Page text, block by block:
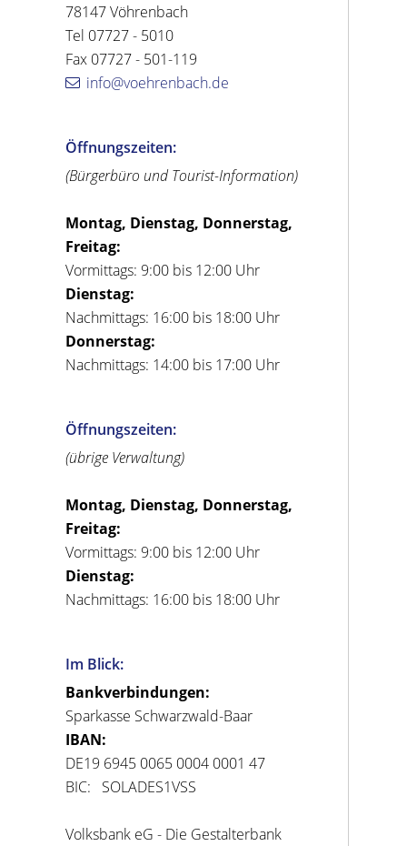
78147 Vöhrenbach
Tel 07727 - 5010
Fax 07727 - 501-119
info@voehrenbach.de
Öffnungszeiten:
(Bürgerbüro und Tourist-Information)
Montag, Dienstag, Donnerstag,
Freitag:
Vormittags: 9:00 bis 12:00 Uhr
Dienstag:
Nachmittags: 16:00 bis 18:00 Uhr
Donnerstag:
Nachmittags: 14:00 bis 17:00 Uhr
Öffnungszeiten:
(übrige Verwaltung)
Montag, Dienstag, Donnerstag,
Freitag:
Vormittags: 9:00 bis 12:00 Uhr
Dienstag:
Nachmittags: 16:00 bis 18:00 Uhr
Im Blick:
Bankverbindungen:
Sparkasse Schwarzwald-Baar
IBAN:
DE19 6945 0065 0004 0001 47
BIC: SOLADES1VSS
Volksbank eG - Die Gestalterbank